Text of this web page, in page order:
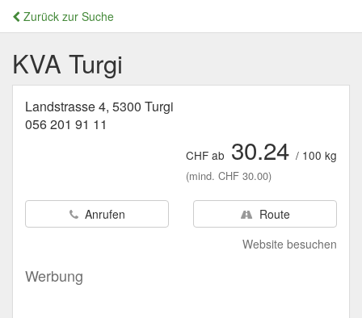
Zurück zur Suche
KVA Turgi
Landstrasse 4, 5300 Turgi
056 201 91 11
CHF ab 30.24 / 100 kg
(mind. CHF 30.00)
Anrufen
Route
Website besuchen
Werbung